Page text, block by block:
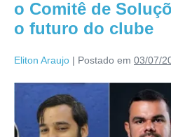
o Comitê de
o futuro do clube
Eliton Araujo | Postado em 03/07/